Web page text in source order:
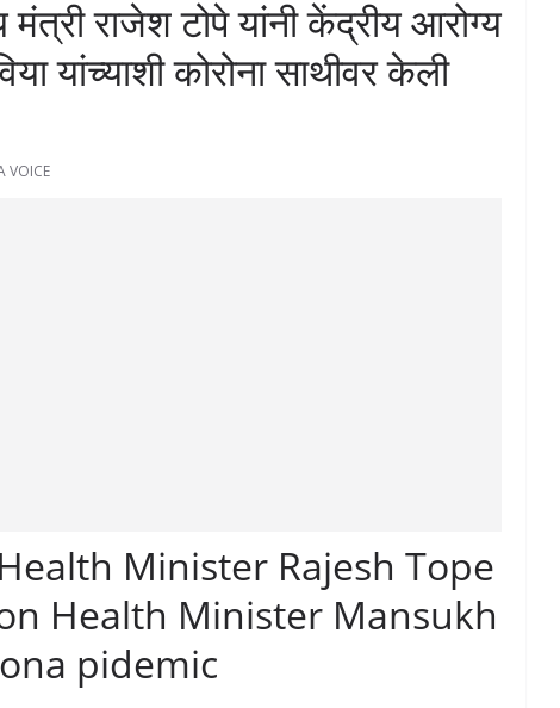
मंत्री राजेश टोपे यांनी केंद्रीय आरोग्य
यांच्याशी कोरोना साथीवर केली
VOICE
Minister Rajesh Tope
Health Minister Mansukh
pidemic